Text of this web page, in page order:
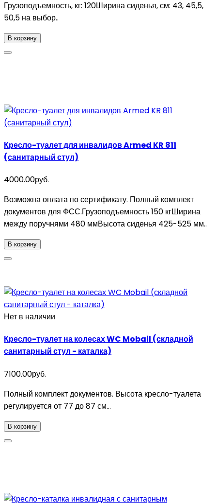
Грузоподъемность, кг: 120Ширина сиденья, см: 43, 45,5,
50,5 на выбор..
В корзину
Кресло-туалет для инвалидов Armed KR 811
(санитарный стул)
4000.00руб.
Возможна оплата по сертификату. Полный комплект
документов для ФСС.Грузоподъемность 150 кгШирина
между поручнями 480 ммВысота сиденья 425-525 мм..
В корзину
Нет в наличии
Кресло-туалет на колесах WC Mobail (складной
санитарный стул - каталка)
7100.00руб.
Полный комплект документов. Высота кресло-туалета
регулируется от 77 до 87 см...
В корзину